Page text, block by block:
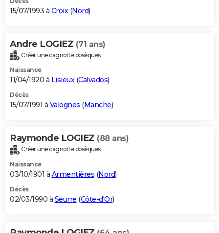
15/07/1993 à Croix (Nord)
Andre LOGIEZ (71 ans)
Créer une cagnotte obsèques
Naissance
11/04/1920 à Lisieux(Calvados)
Décès
15/07/1991 à Valognes (Manche)
Raymonde LOGIEZ (88 ans)
Créer une cagnotte obsèques
Naissance
03/10/1901 à Armentières (Nord)
Décès
02/03/1990 à Seurre (Côte-d'Or)